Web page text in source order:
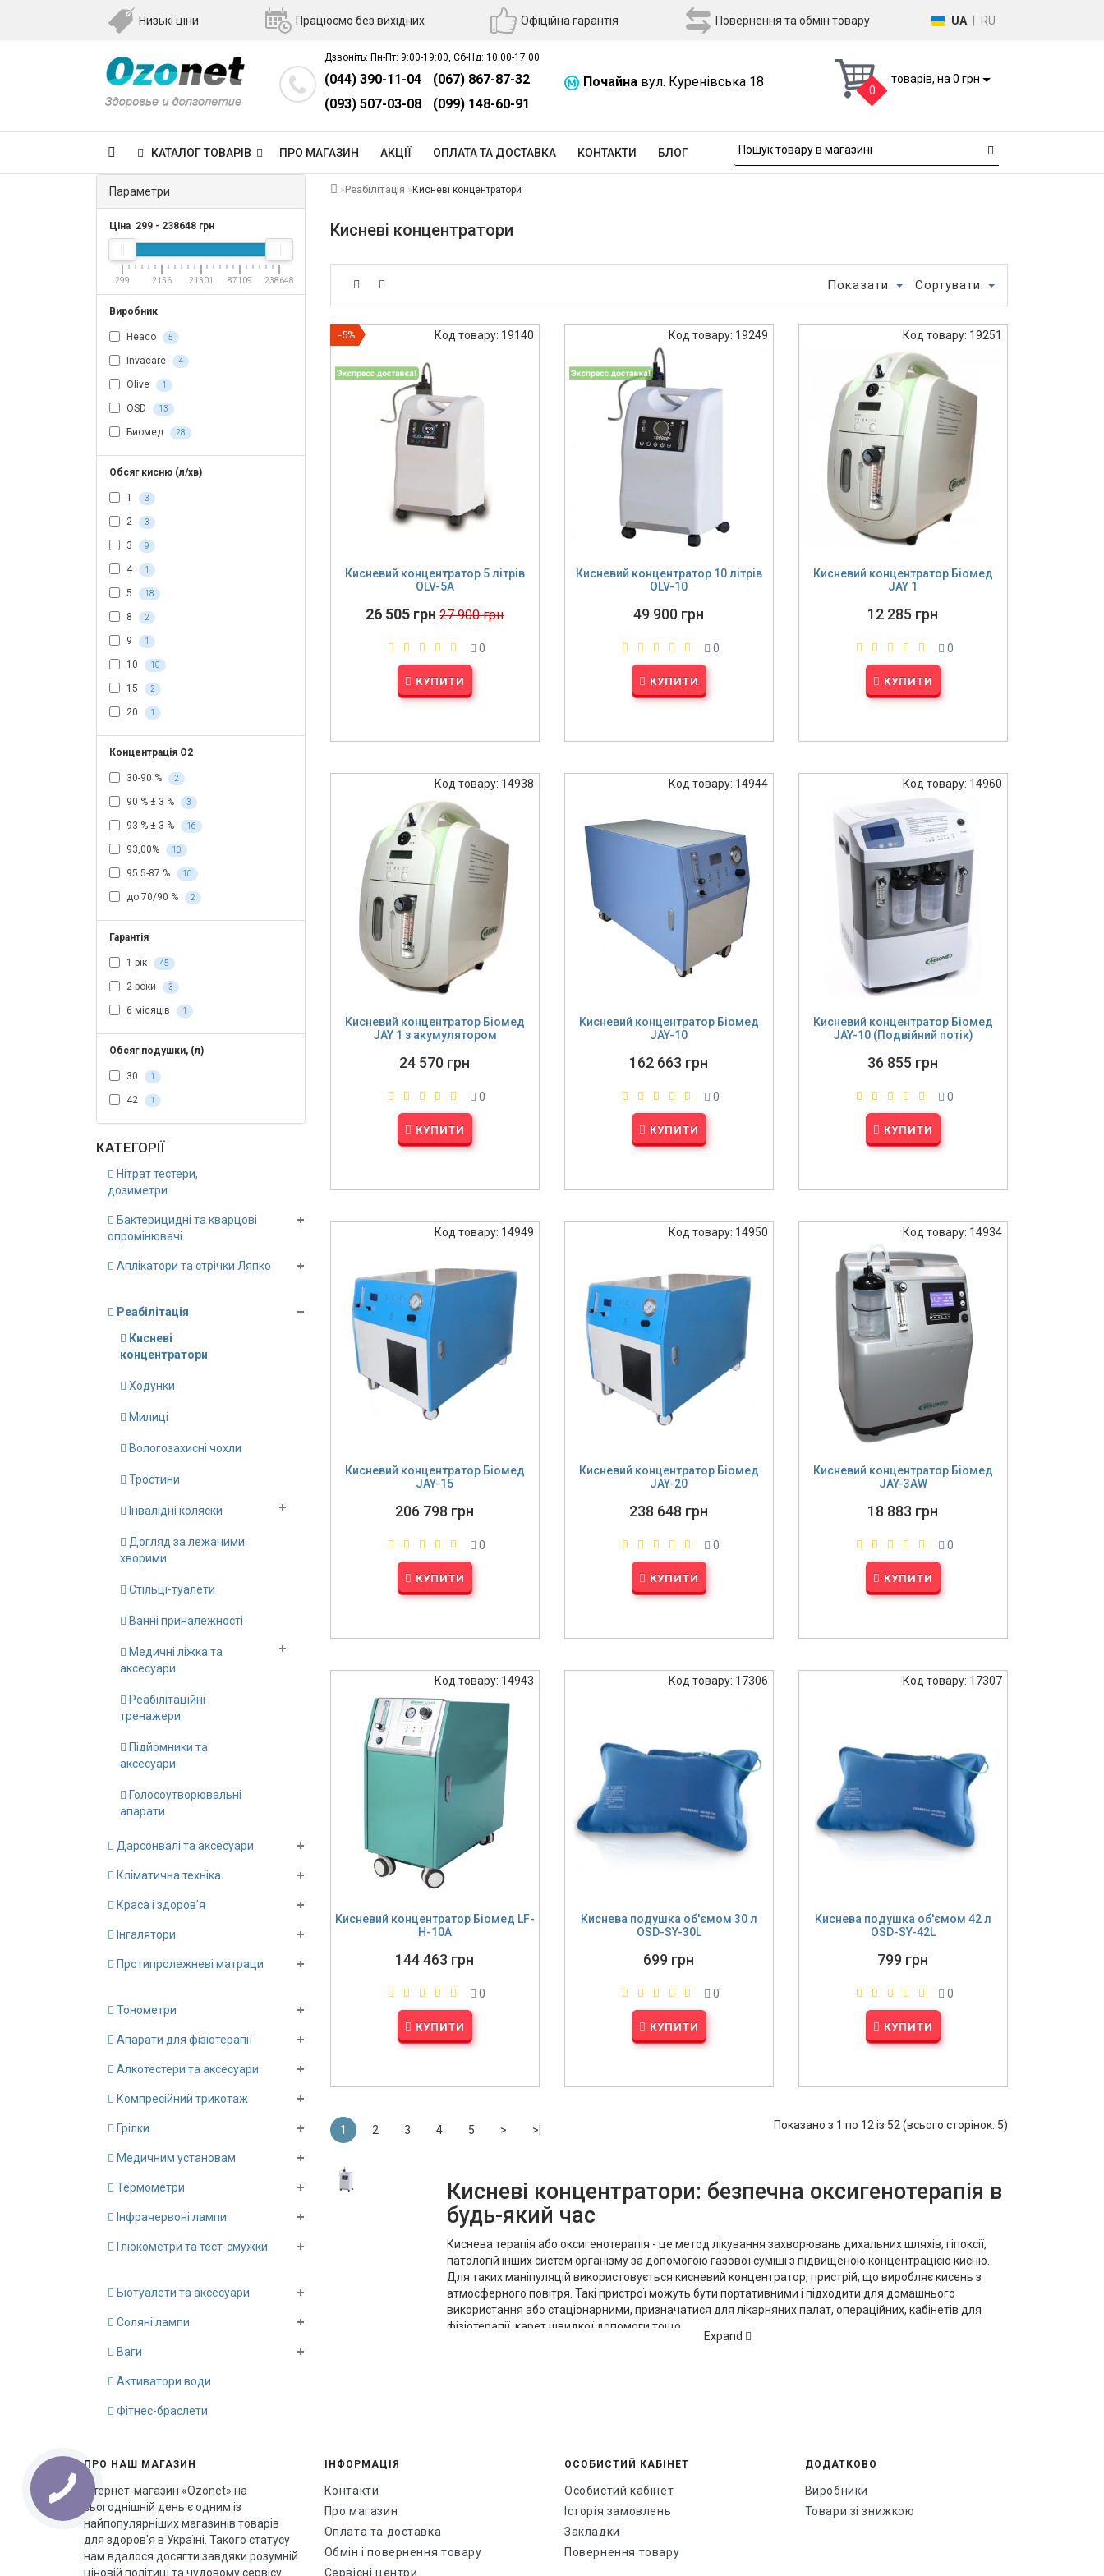
Низькі ціни Працюємо без вихідних Офіційна гарантія Повернення та обмін товару UA RU
Дзвоніть: Пн-Пт: 9:00-19:00, Сб-Нд: 10:00-17:00
(044) 390-11-04
(067) 867-87-32
(093) 507-03-08
(099) 148-60-91
Почайна вул. Куренівська 18
0
товарів, на 0 грн
КАТАЛОГ ТОВАРІВ ПРО МАГАЗИН АКЦІЇ ОПЛАТА ТА ДОСТАВКА КОНТАКТИ БЛОГ
Параметри
Ціна 299 - 238648 грн
299 2156 21301 87109 238648
Виробник
Heaco 5
Invacare 4
Olive 1
OSD 13
Биомед 28
Обсяг кисню (л/хв)
1 3
2 3
3 9
4 1
5 18
8 2
9 1
10 10
15 2
20 1
Концентрація О2
30-90 % 2
90 % ± 3 % 3
93 % ± 3 % 16
93,00% 10
95.5-87 % 10
до 70/90 % 2
Гарантія
1 рік 45
2 роки 3
6 місяців 1
Обсяг подушки, (л)
30 1
42 1
КАТЕГОРІЇ
Нітрат тестери,
дозиметри
Бактерицидні та кварцові
опромінювачі
Аплікатори та стрічки Ляпко
Реабілітація
Кисневі
концентратори
Ходунки
Милиці
Вологозахисні чохли
Тростини
Інвалідні коляски
Догляд за лежачими
хворими
Стільці-туалети
Ванні приналежності
Медичні ліжка та
аксесуари
Реабілітаційні
тренажери
Підйомники та
аксесуари
Голосоутворювальні
апарати
Дарсонвалі та аксесуари
Кліматична техніка
Краса і здоров’я
Інгалятори
Протипролежневі матраци
Тонометри
Апарати для фізіотерапії
Алкотестери та аксесуари
Компресійний трикотаж
Грілки
Медичним установам
Термометри
Інфрачервоні лампи
Глюкометри та тест-смужки
Біотуалети та аксесуари
Соляні лампи
Ваги
Активатори води
Фітнес-браслети
Реабілітація Кисневі концентратори
Кисневі концентратори
Сортувати:
Показати:
Код товару: 19140
-5%
Кисневий концентратор 5 літрів
OLV-5А
26 505 грн 27 900 грн
0
КУПИТИ
Код товару: 19249
Кисневий концентратор 10 літрів
OLV-10
49 900 грн
0
КУПИТИ
Код товару: 19251
Кисневий концентратор Біомед
JAY 1
12 285 грн
0
КУПИТИ
Код товару: 14938
Кисневий концентратор Біомед
JAY 1 з акумулятором
24 570 грн
0
КУПИТИ
Код товару: 14944
Кисневий концентратор Біомед
JAY-10
162 663 грн
0
КУПИТИ
Код товару: 14960
Кисневий концентратор Біомед
JAY-10 (Подвійний потік)
36 855 грн
0
КУПИТИ
Код товару: 14949
Кисневий концентратор Біомед
JAY-15
206 798 грн
0
КУПИТИ
Код товару: 14950
Кисневий концентратор Біомед
JAY-20
238 648 грн
0
КУПИТИ
Код товару: 14934
Кисневий концентратор Біомед
JAY-3AW
18 883 грн
0
КУПИТИ
Код товару: 14943
Кисневий концентратор Біомед LF-
H-10A
144 463 грн
0
КУПИТИ
Код товару: 17306
Киснева подушка об'ємом 30 л
OSD-SY-30L
699 грн
0
КУПИТИ
Код товару: 17307
Киснева подушка об'ємом 42 л
OSD-SY-42L
799 грн
0
КУПИТИ
1 2 3 4 5 > >| Показано з 1 по 12 із 52 (всього сторінок: 5)
Кисневі концентратори: безпечна оксигенотерапія в
будь-який час
Киснева терапія або оксигенотерапія - це метод лікування захворювань дихальних шляхів, гіпоксії,
патологій інших систем організму за допомогою газової суміші з підвищеною концентрацією кисню.
Для таких маніпуляцій використовується кисневий концентратор, пристрій, що виробляє кисень з
атмосферного повітря. Такі пристрої можуть бути портативними і підходити для домашнього
використання або стаціонарними, призначатися для лікарняних палат, операційних, кабінетів для
фізіотерапії, карет швидкої допомоги тощо.
хронічні респіраторні захворювання
Такі прилади стали гідною заміною балонному кисню, адже, по-перше, це ефективніше, по-друге,
Expand
ПРО НАШ МАГАЗИН
Інтернет-магазин «Ozonet» на
сьогоднішній день є одним із
найпопулярніших магазинів товарів
для здоров'я в Україні. Такого статусу
нам вдалося досягти завдяки розумній
ціновій політиці та чудовому сервісу.
ІНФОРМАЦІЯ
Контакти
Про магазин
Оплата та доставка
Обмін і повернення товару
Сервісні центри
ОСОБИСТИЙ КАБІНЕТ
Особистий кабінет
Історія замовлень
Закладки
Повернення товару
ДОДАТКОВО
Виробники
Товари зі знижкою